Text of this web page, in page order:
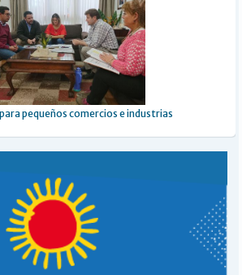
pequeños comercios e industrias